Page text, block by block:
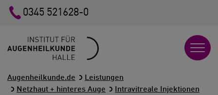
0345 521628-0
Augenheilkunde.de
Leistungen
Netzhaut + hinteres Auge
Intravitreale Injektionen